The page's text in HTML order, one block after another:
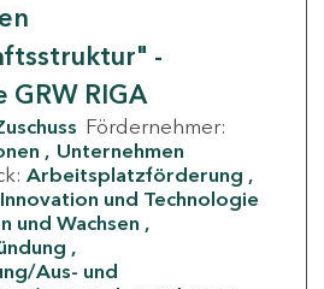
-
GRW RIGA
Fördernehmer:
Unternehmen
Arbeitsplatzförderung
und Technologie
und Wachsen
Aus- und